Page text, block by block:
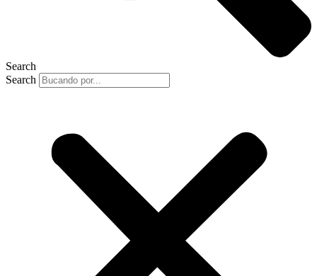
Search
Search